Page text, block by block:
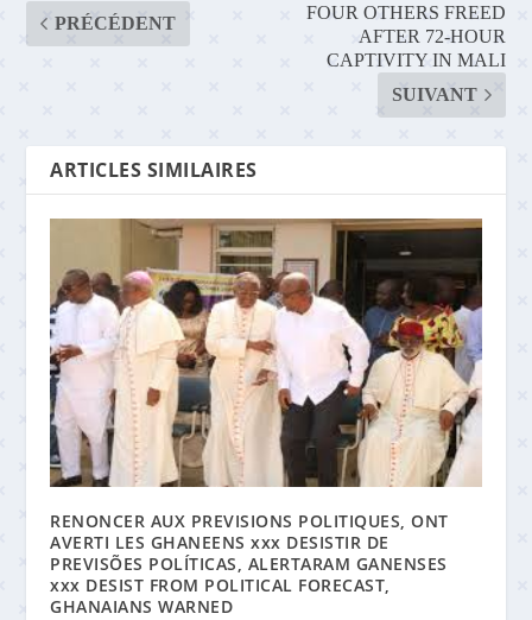
PRÉCÉDENT
FOUR OTHERS FREED
AFTER 72-HOUR
CAPTIVITY IN MALI
SUIVANT
ARTICLES SIMILAIRES
RENONCER AUX PREVISIONS POLITIQUES, ONT
AVERTI LES GHANEENS xxx DESISTIR DE
PREVISÕES POLÍTICAS, ALERTARAM GANENSES
xxx DESIST FROM POLITICAL FORECAST,
GHANAIANS WARNED